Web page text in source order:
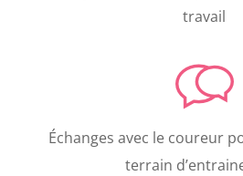
travail
Échanges avec le coureur
terrain